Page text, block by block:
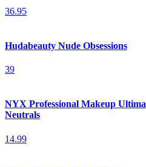
36.95
Hudabeauty Nude Obsessions
39
NYX Professional Makeup
Neutrals
14.99